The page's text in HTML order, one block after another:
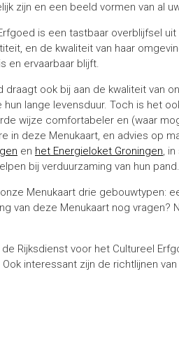
zijn en een beeld vormen van al
is een tastbaar overblijfsel
en de kwaliteit van haar
en ervaarbaar blijft.
ook bij aan de kwaliteit van
lange levensduur. Toch is het
wijze comfortabeler en (waar
in deze Menukaart, en advies op
en het Energieloket Groningen,
bij verduurzaming van hun pand.
Menukaart drie gebouwtypen:
van deze Menukaart nog vragen?
Rijksdienst voor het Cultureel
Ook interessant zijn de richtlijnen van